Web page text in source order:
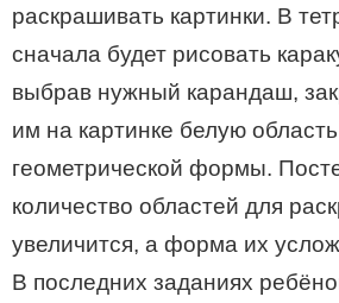
раскрашивать картинки. В
сначала будет рисовать
выбрав нужный карандаш,
им на картинке белую
геометрической формы.
количество областей для
увеличится, а форма их
В последних заданиях